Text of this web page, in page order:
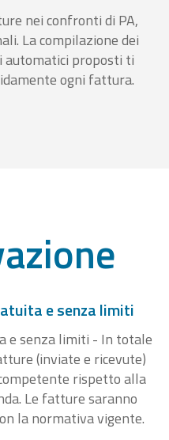
nei confronti di PA,
La compilazione dei
automatici proposti ti
ogni fattura.
e senza limiti
e senza limiti - In totale
(inviate e ricevute)
rispetto alla
Le fatture saranno
la normativa vigente.